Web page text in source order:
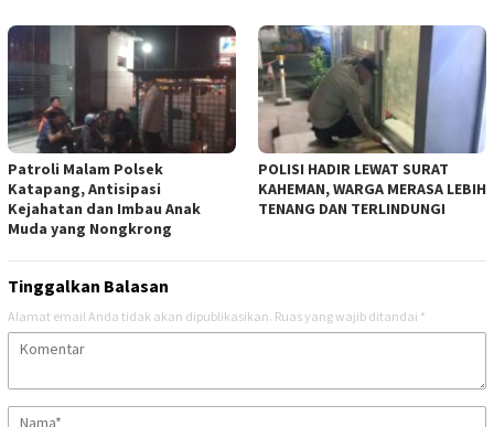
‎Patroli Malam Polsek
Katapang, Antisipasi
Kejahatan dan Imbau Anak
Muda yang Nongkrong
‎POLISI HADIR LEWAT SURAT
KAHEMAN, WARGA MERASA LEBIH
TENANG DAN TERLINDUNGI
Tinggalkan Balasan
Alamat email Anda tidak akan dipublikasikan. Ruas yang wajib ditandai *